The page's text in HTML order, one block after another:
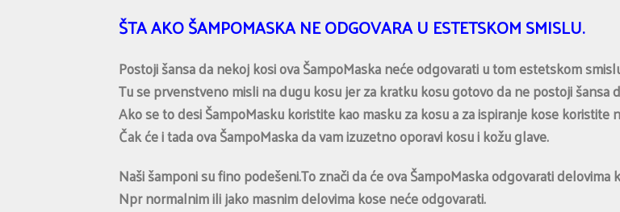
ŠTA AKO ŠAMPOMASKA NE ODGOVARA U ESTETSKOM SMISLU.
Postoji šansa da nekoj kosi ova ŠampoMaska neće odgovarati u tom estetskom
Tu se prvenstveno misli na dugu kosu jer za kratku kosu gotovo da ne postoji šansa
Ako se to desi ŠampoMasku koristite kao masku za kosu a za ispiranje kose koristite
Čak će i tada ova ŠampoMaska da vam izuzetno oporavi kosu i kožu glave.
Naši šamponi su fino podešeni.To znači da će ova ŠampoMaska odgovarati delovima
Npr normalnim ili jako masnim delovima kose neće odgovarati.